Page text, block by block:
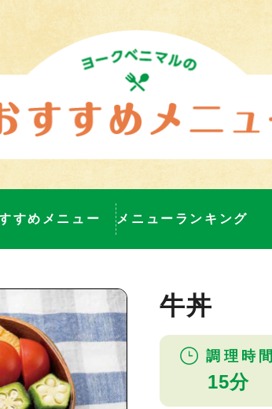
すめメニュー メニューランキング
牛丼
調理時間
15分